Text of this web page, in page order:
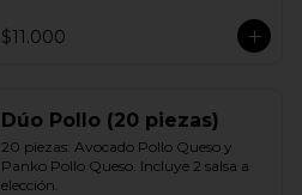
$11.000
Dúo Pollo (20 piezas)
20 piezas: Avocado Pollo Queso y
Panko Pollo Queso. Incluye 2 salsa a
elección.